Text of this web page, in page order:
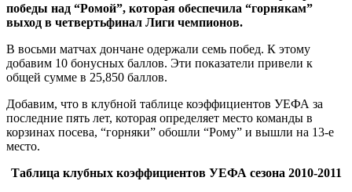
победы над “Ромой”, которая обеспечила “горнякам”
выход в четвертьфинал Лиги чемпионов.
В восьми матчах дончане одержали семь побед. К этому
добавим 10 бонусных баллов. Эти показатели привели к
общей сумме в 25,850 баллов.
Добавим, что в клубной таблице коэффициентов УЕФА за
последние пять лет, которая определяет место команды в
корзинах посева, “горняки” обошли “Рому” и вышли на 13-е
место.
Таблица клубных коэффициентов УЕФА сезона 2010-2011